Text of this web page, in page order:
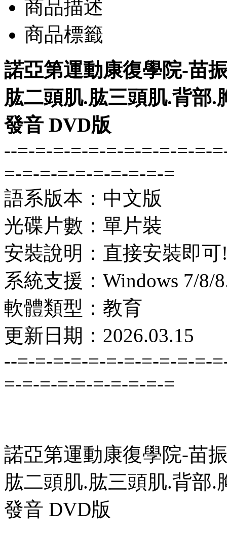
商品描述
商品標籤
諾亞第運動康復學院-苗
肱二頭肌.肱三頭肌.背部.
發音 DVD版
--=-=-=-=-=-=-=-=-=-=-=-
=-=-=-=-=-=-=-=-=-=
語系版本：中文版
光碟片數：單片裝
安裝說明：直接安裝即可
系統支援：Windows 7/8/
軟體類型：教育
更新日期：2026.03.15
--=-=-=-=-=-=-=-=-=-=-=-
=-=-=-=-=-=-=-=-=-=
諾亞第運動康復學院-苗
肱二頭肌.肱三頭肌.背部.
發音 DVD版